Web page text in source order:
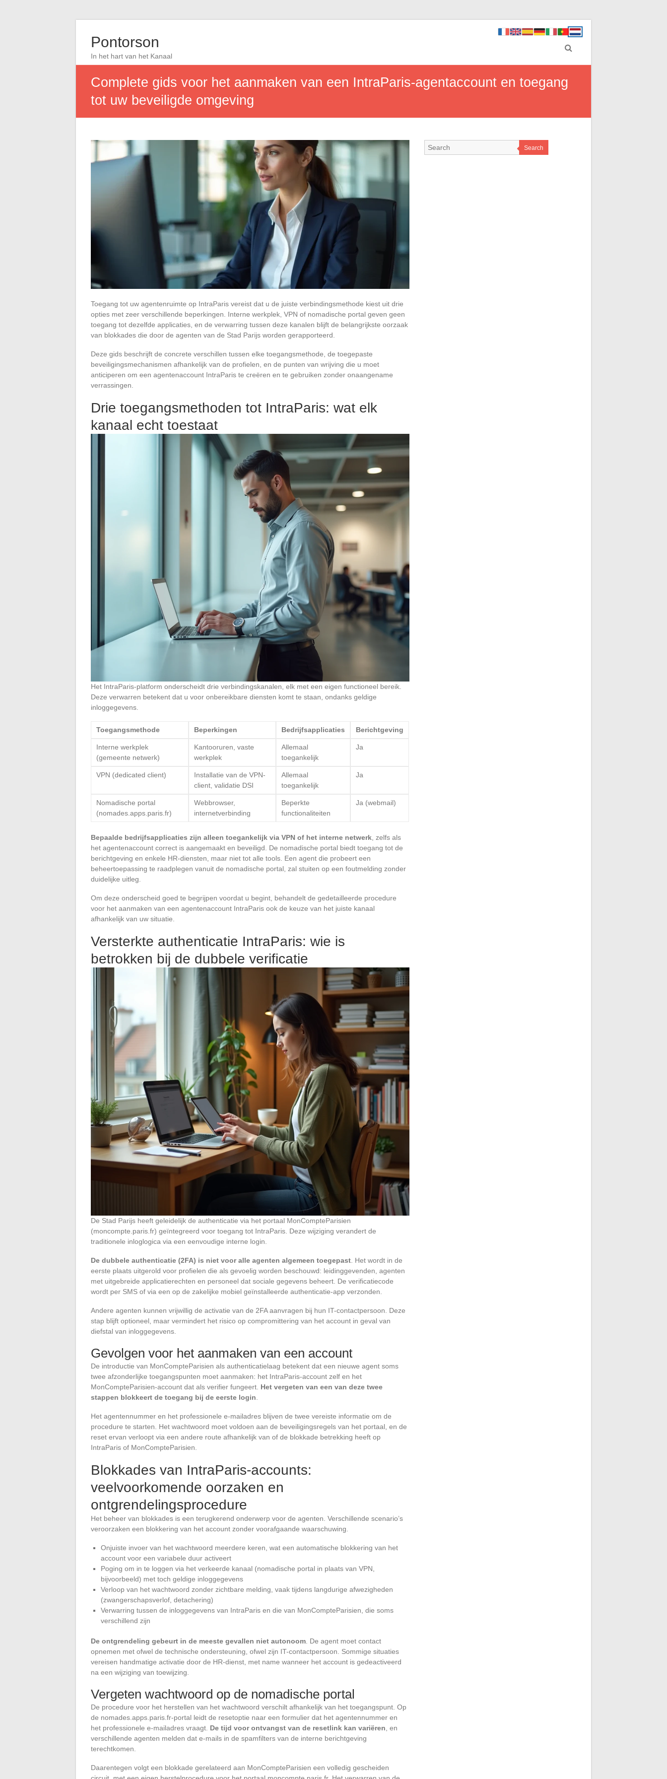
Pontorson
In het hart van het Kanaal
Complete gids voor het aanmaken van een IntraParis-agentaccount en toegang
tot uw beveiligde omgeving
Toegang tot uw agentenruimte op IntraParis vereist dat u de juiste verbindingsmethode kiest uit drie
opties met zeer verschillende beperkingen. Interne werkplek, VPN of nomadische portal geven geen
toegang tot dezelfde applicaties, en de verwarring tussen deze kanalen blijft de belangrijkste oorzaak
van blokkades die door de agenten van de Stad Parijs worden gerapporteerd.
Deze gids beschrijft de concrete verschillen tussen elke toegangsmethode, de toegepaste
beveiligingsmechanismen afhankelijk van de profielen, en de punten van wrijving die u moet
anticiperen om een agentenaccount IntraParis te creëren en te gebruiken zonder onaangename
verrassingen.
Drie toegangsmethoden tot IntraParis: wat elk
kanaal echt toestaat
Het IntraParis-platform onderscheidt drie verbindingskanalen, elk met een eigen functioneel bereik.
Deze verwarren betekent dat u voor onbereikbare diensten komt te staan, ondanks geldige
inloggegevens.
Toegangsmethode Beperkingen Bedrijfsapplicaties Berichtgeving
Interne werkplek
(gemeente netwerk)
Kantooruren, vaste
werkplek
Allemaal
toegankelijk
Ja
VPN (dedicated client)
Installatie van de VPN-
client, validatie DSI
Allemaal
toegankelijk
Ja
Nomadische portal
(nomades.apps.paris.fr)
Webbrowser,
internetverbinding
Beperkte
functionaliteiten
Ja (webmail)
Bepaalde bedrijfsapplicaties zijn alleen toegankelijk via VPN of het interne netwerk, zelfs als
het agentenaccount correct is aangemaakt en beveiligd. De nomadische portal biedt toegang tot de
berichtgeving en enkele HR-diensten, maar niet tot alle tools. Een agent die probeert een
beheertoepassing te raadplegen vanuit de nomadische portal, zal stuiten op een foutmelding zonder
duidelijke uitleg.
Om deze onderscheid goed te begrijpen voordat u begint, behandelt de gedetailleerde procedure
voor het aanmaken van een agentenaccount IntraParis ook de keuze van het juiste kanaal
afhankelijk van uw situatie.
Versterkte authenticatie IntraParis: wie is
betrokken bij de dubbele verificatie
De Stad Parijs heeft geleidelijk de authenticatie via het portaal MonCompteParisien
(moncompte.paris.fr) geïntegreerd voor toegang tot IntraParis. Deze wijziging verandert de
traditionele inloglogica via een eenvoudige interne login.
De dubbele authenticatie (2FA) is niet voor alle agenten algemeen toegepast . Het wordt in de
eerste plaats uitgerold voor profielen die als gevoelig worden beschouwd: leidinggevenden, agenten
met uitgebreide applicatierechten en personeel dat sociale gegevens beheert. De verificatiecode
wordt per SMS of via een op de zakelijke mobiel geïnstalleerde authenticatie-app verzonden.
Andere agenten kunnen vrijwillig de activatie van de 2FA aanvragen bij hun IT-contactpersoon. Deze
stap blijft optioneel, maar vermindert het risico op compromittering van het account in geval van
diefstal van inloggegevens.
Gevolgen voor het aanmaken van een account
De introductie van MonCompteParisien als authenticatielaag betekent dat een nieuwe agent soms
twee afzonderlijke toegangspunten moet aanmaken: het IntraParis-account zelf en het
MonCompteParisien-account dat als verifier fungeert. Het vergeten van een van deze twee
stappen blokkeert de toegang bij de eerste login
Het agentennummer en het professionele e-mailadres blijven de twee vereiste informatie om de
procedure te starten. Het wachtwoord moet voldoen aan de beveiligingsregels van het portaal, en de
reset ervan verloopt via een andere route afhankelijk van of de blokkade betrekking heeft op
IntraParis of MonCompteParisien.
Blokkades van IntraParis-accounts:
veelvoorkomende oorzaken en
ontgrendelingsprocedure
Het beheer van blokkades is een terugkerend onderwerp voor de agenten. Verschillende scenario’s
veroorzaken een blokkering van het account zonder voorafgaande waarschuwing.
Onjuiste invoer van het wachtwoord meerdere keren, wat een automatische blokkering van het
account voor een variabele duur activeert
Poging om in te loggen via het verkeerde kanaal (nomadische portal in plaats van VPN,
bijvoorbeeld) met toch geldige inloggegevens
Verloop van het wachtwoord zonder zichtbare melding, vaak tijdens langdurige afwezigheden
(zwangerschapsverlof, detachering)
Verwarring tussen de inloggegevens van IntraParis en die van MonCompteParisien, die soms
verschillend zijn
De ontgrendeling gebeurt in de meeste gevallen niet autonoom . De agent moet contact
opnemen met ofwel de technische ondersteuning, ofwel zijn IT-contactpersoon. Sommige situaties
vereisen handmatige activatie door de HR-dienst, met name wanneer het account is gedeactiveerd
na een wijziging van toewijzing.
Vergeten wachtwoord op de nomadische portal
De procedure voor het herstellen van het wachtwoord verschilt afhankelijk van het toegangspunt. Op
de nomades.apps.paris.fr-portal leidt de resetoptie naar een formulier dat het agentennummer en
het professionele e-mailadres vraagt. De tijd voor ontvangst van de resetlink kan variëren , en
verschillende agenten melden dat e-mails in de spamfilters van de interne berichtgeving
terechtkomen.
Daarentegen volgt een blokkade gerelateerd aan MonCompteParisien een volledig gescheiden
Search